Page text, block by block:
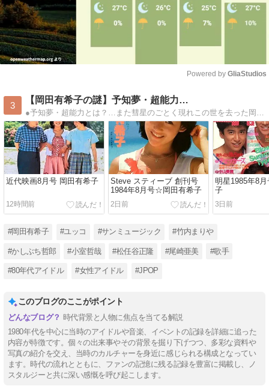
Powered by GliaStudios
3
【岡田有希子の謎】予知夢・超能力…
近代映画8月号 岡田有希子
12時間前
Steve スティーブ 創刊号
1984年8月号☆岡田有希子
2日前
明星1985年8
子
3日前
#岡田有希子 #ユッコ #サンミュージック #竹内まりや
#かしぶち哲郎 #小室哲哉 #松任谷正隆 #尾崎亜美 #歌手
#80年代アイドル #女性アイドル #JPOP
このブログのここがポイント
時代背景と人物に焦点を当てる解説
1980年代を中心に当時のアイドルや音楽、イベントの記録を詳細に追った
内容が特徴です。個々の出来事やその背景を掘り下げつつ、多彩な資料や
写真の紹介を交え、当時のカルチャーを身近に感じられる構成となってい
ます。時代の流れとともに、ファンの記憶に残る記録を豊富に掲載し、ノ
スタルジーと共に深い感慨を呼び起こします。